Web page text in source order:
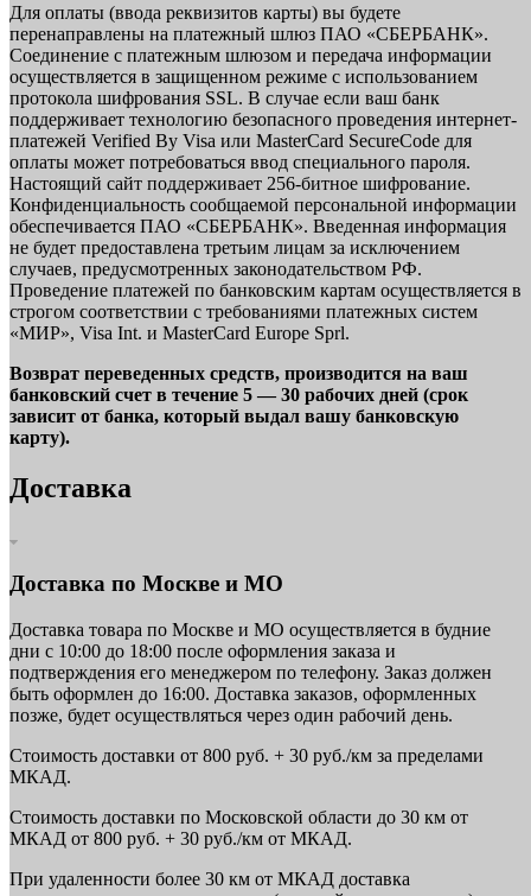
Для оплаты (ввода реквизитов карты) вы будете
перенаправлены на платежный шлюз ПАО «СБЕРБАНК».
Соединение с платежным шлюзом и передача информации
осуществляется в защищенном режиме с использованием
протокола шифрования SSL. В случае если ваш банк
поддерживает технологию безопасного проведения интернет-
платежей Verified By Visa или MasterCard SecureCode для
оплаты может потребоваться ввод специального пароля.
Настоящий сайт поддерживает 256-битное шифрование.
Конфиденциальность сообщаемой персональной информации
обеспечивается ПАО «СБЕРБАНК». Введенная информация
не будет предоставлена третьим лицам за исключением
случаев, предусмотренных законодательством РФ.
Проведение платежей по банковским картам осуществляется в
строгом соответствии с требованиями платежных систем
«МИР», Visa Int. и MasterCard Europe Sprl.
Возврат переведенных средств, производится на ваш
банковский счет в течение 5 — 30 рабочих дней (срок
зависит от банка, который выдал вашу банковскую
карту).
Доставка
Доставка по Москве и МО
Доставка товара по Москве и МО осуществляется в будние
дни с 10:00 до 18:00 после оформления заказа и
подтверждения его менеджером по телефону. Заказ должен
быть оформлен до 16:00. Доставка заказов, оформленных
позже, будет осуществляться через один рабочий день.
Стоимость доставки от 800 руб. + 30 руб./км за пределами
МКАД.
Стоимость доставки по Московской области до 30 км от
МКАД от 800 руб. + 30 руб./км от МКАД.
При удаленности более 30 км от МКАД доставка